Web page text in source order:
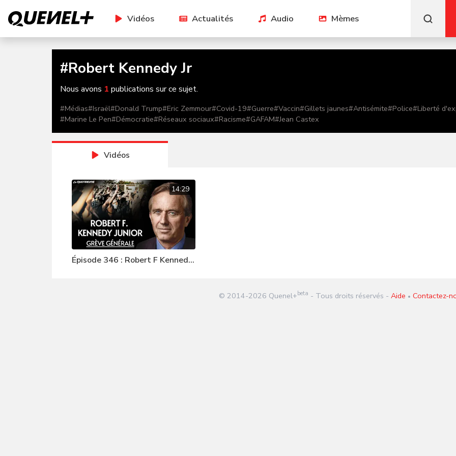
Vidéos Actualités Audio Mèmes
#Robert Kennedy Jr
Nous avons 1 publications sur ce sujet.
#Médias#Israël#Donald Trump#Eric Zemmour#Covid-19#Guerre#Vaccin#Gillets jaunes#Antisémite#Police#Liberté
#Marine Le Pen#Démocratie#Réseaux sociaux#Racisme#GAFAM#Jean Castex
Vidéos
14:29
Épisode 346 : Robert F Kennedy
© 2014-2026 Quenel+beta - Tous droits réservés - Aide • Contactez-